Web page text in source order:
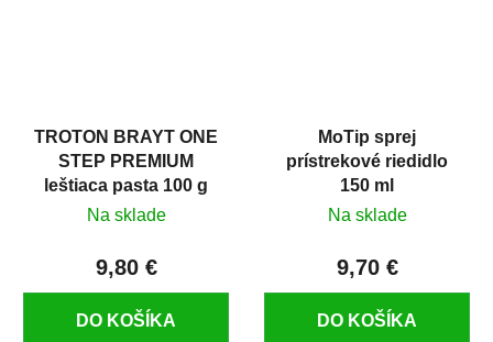
TROTON BRAYT ONE
STEP PREMIUM
leštiaca pasta 100 g
Na sklade
9,80 €
DO KOŠÍKA
MoTip sprej
prístrekové riedidlo
150 ml
Na sklade
9,70 €
DO KOŠÍKA